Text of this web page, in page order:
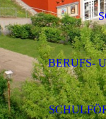
BERUFS-